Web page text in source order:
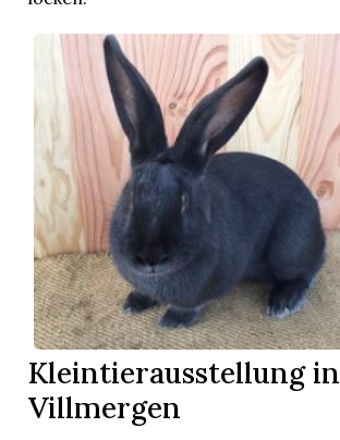
Kleintierausstellung in
Villmergen